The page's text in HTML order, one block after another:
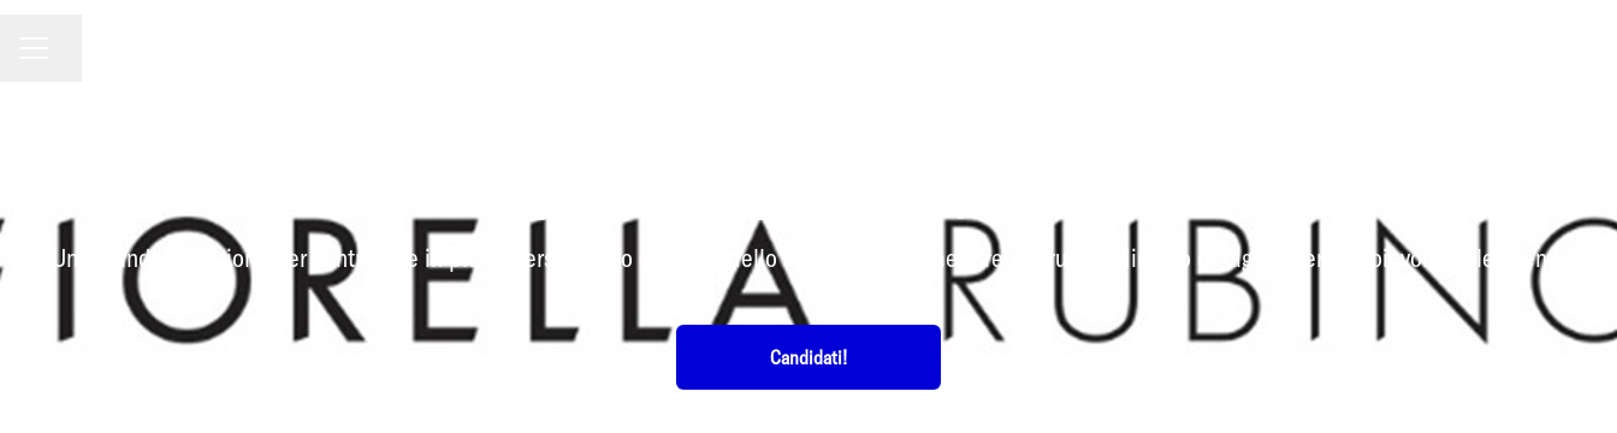
Sales Advisor Fiorella Rubino
Una grande occasione per contribuire in prima persona allo sviluppo dello store e per permettere al Gruppo Miroglio di raggiungere e coinvolgere le clienti.
Candidati!